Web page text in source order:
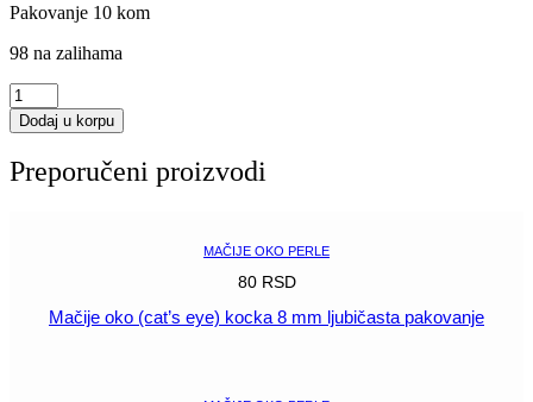
Pakovanje 10 kom
98 na zalihama
Mačije
oko
(cat's
lopta
Dodaj u korpu
Preporučeni proizvodi
MAČIJE OKO PERLE
80 RSD
Mačije oko (cat’s eye) kocka 8 mm ljubičasta pakovanje